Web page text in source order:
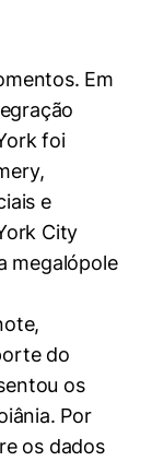
Em
foi
e
City
megalópole
do
os
Por
os dados